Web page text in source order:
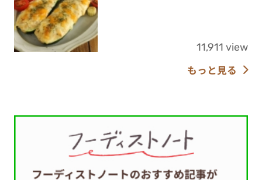
11,911 view
もっと見る